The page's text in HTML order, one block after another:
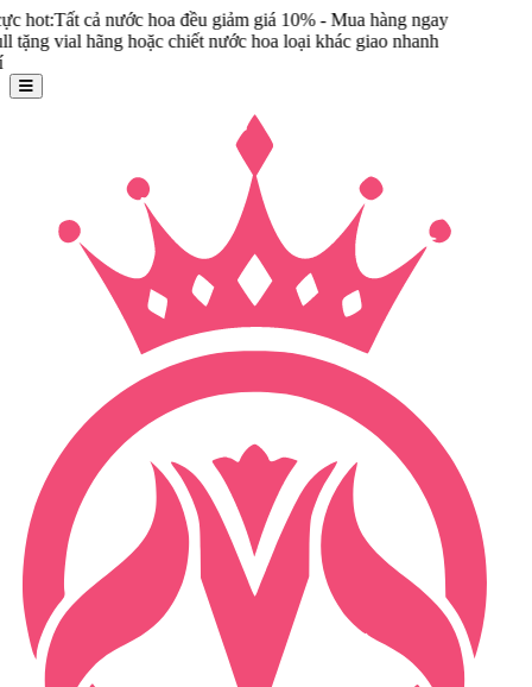
cả nước hoa đều giảm giá 10% - Mua hàng ngay
hãng hoặc chiết nước hoa loại khác giao nhanh